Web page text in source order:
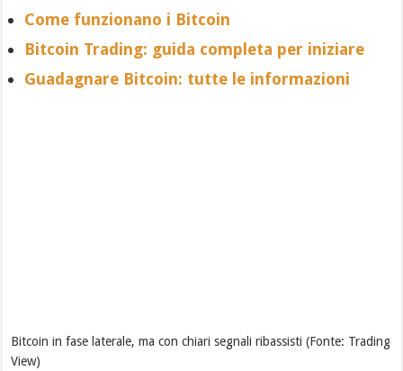
Come funzionano i Bitcoin
Bitcoin Trading: guida completa per iniziare
Guadagnare Bitcoin: tutte le informazioni
Bitcoin in fase laterale, ma con chiari segnali ribassisti (Fonte: Trading
View)